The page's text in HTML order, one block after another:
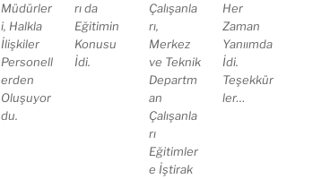
Müdürler
i, Halkla
İlişkiler
Personell
erden
Oluşuyor
du.
rı da
Eğitimin
Konusu
İdi.
Çalışanla
rı,
Merkez
ve Teknik
Departm
an
Çalışanla
rı
Eğitimler
e İştirak
Her
Zaman
Yanıımda
İdi.
Teşekkür
ler…